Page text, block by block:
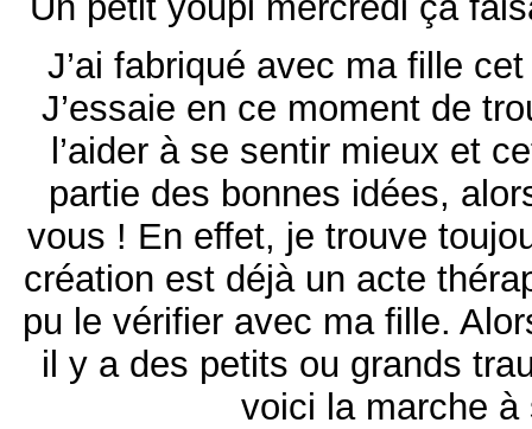
J’ai fabriqué avec ma fille
J’essaie en ce moment de
l’aider à se sentir mieux et
partie des bonnes idées,
vous ! En effet, je trouve
création est déjà un acte
pu le vérifier avec ma fille.
il y a des petits ou grands
voici la marche à